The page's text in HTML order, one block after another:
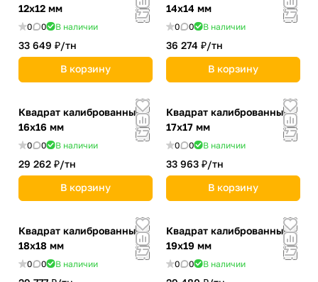
12х12 мм
0 0 В наличии
33 649 ₽/тн
В корзину
14х14 мм
0 0 В наличии
36 274 ₽/тн
В корзину
Квадрат калиброванный
16х16 мм
0 0 В наличии
29 262 ₽/тн
В корзину
Квадрат калиброванный
17х17 мм
0 0 В наличии
33 963 ₽/тн
В корзину
Квадрат калиброванный
18х18 мм
0 0 В наличии
Квадрат калиброванный
19х19 мм
0 0 В наличии